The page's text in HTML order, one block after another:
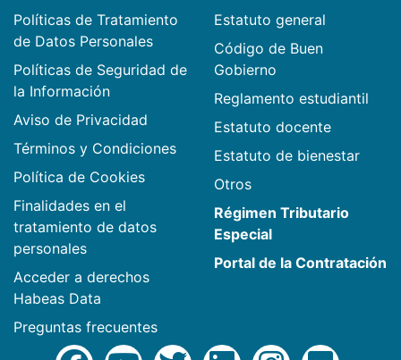
Políticas de Tratamiento
de Datos Personales
Políticas de Seguridad de
la Información
Aviso de Privacidad
Términos y Condiciones
Política de Cookies
Finalidades en el
tratamiento de datos
personales
Acceder a derechos
Habeas Data
Preguntas frecuentes
Estatuto general
Código de Buen
Gobierno
Reglamento estudiantil
Estatuto docente
Estatuto de bienestar
Otros
Régimen Tributario
Especial
Portal de la Contratación